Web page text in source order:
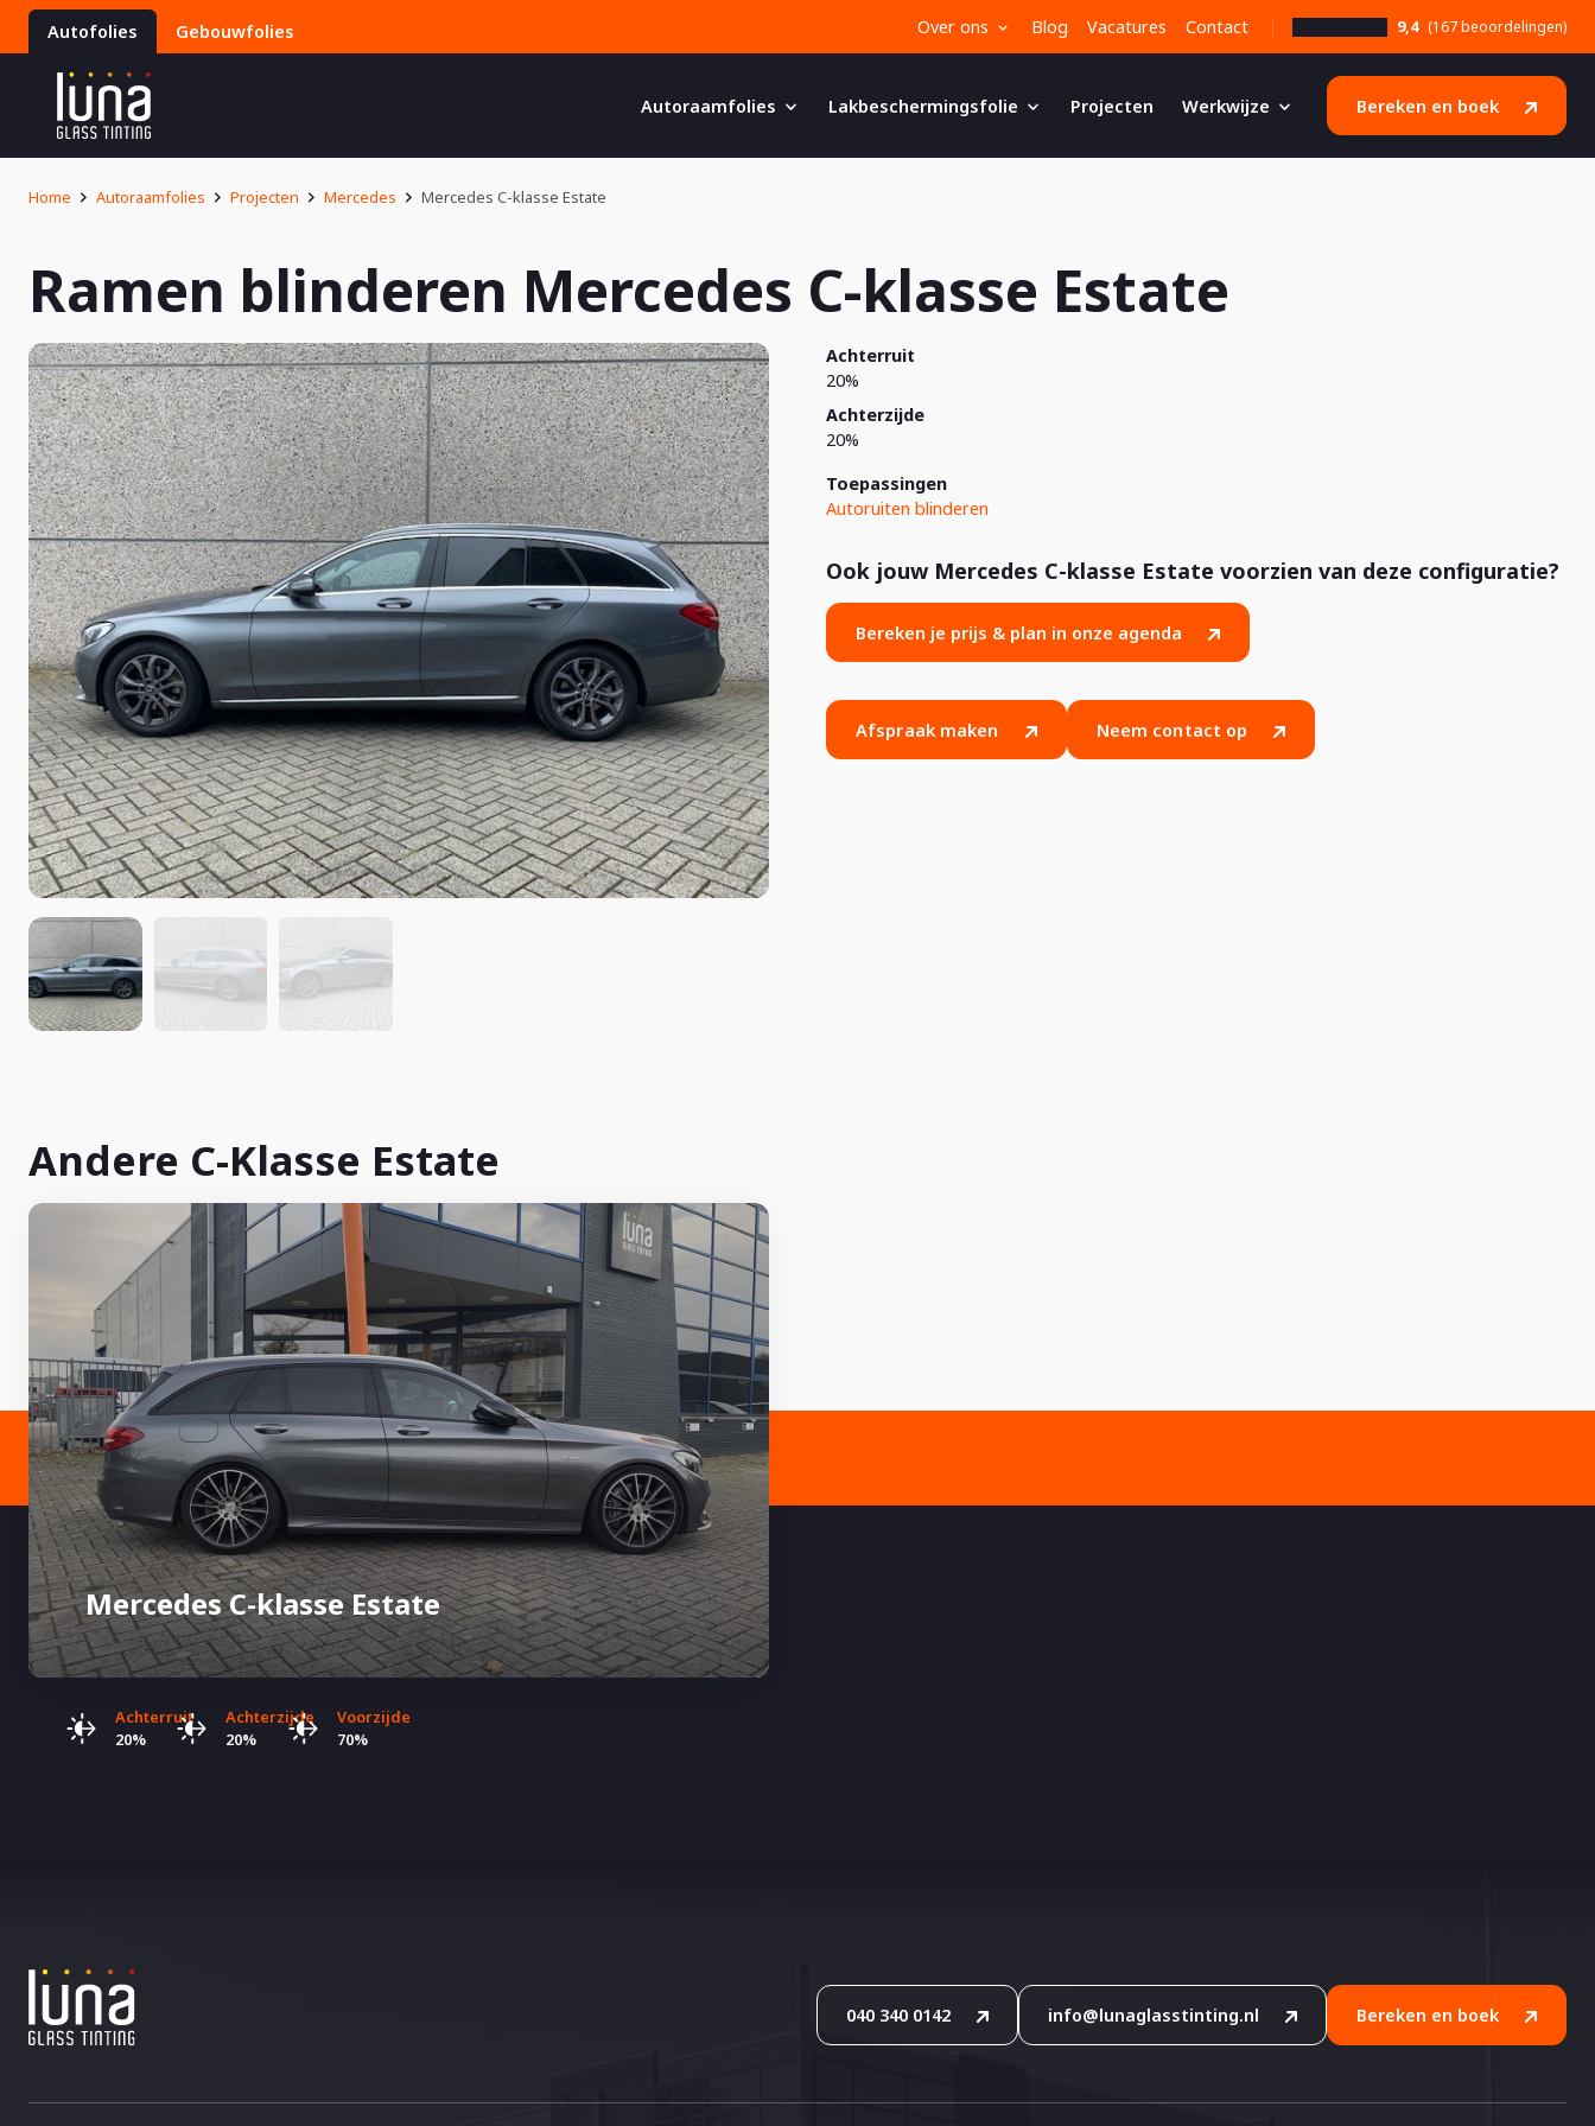
Autofolies Gebouwfolies Over ons Blog Vacatures Contact 9,4 (167 beoordelingen)
Autoraamfolies Lakbeschermingsfolie Projecten Werkwijze Bereken en boek
Home Autoraamfolies Projecten Mercedes Mercedes C-klasse Estate
Ramen blinderen Mercedes C-klasse Estate
Achterruit
20%
Achterzijde
20%
Toepassingen
Autoruiten blinderen
Ook jouw Mercedes C-klasse Estate voorzien van deze configuratie?
Bereken je prijs & plan in onze agenda
Afspraak maken Neem contact op
Andere C-Klasse Estate
Mercedes C-klasse Estate
Achterruit
20%
Achterzijde
20%
Voorzijde
70%
040 340 0142 info@lunaglasstinting.nl Bereken en boek